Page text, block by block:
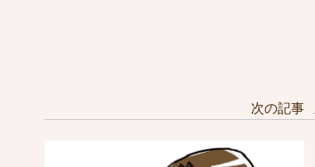
次の記事